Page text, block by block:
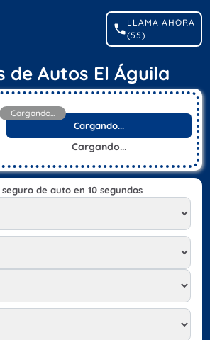
LLAMA AHORA
(55)
de Autos El Águila
Cargando...
Cargando...
Cargando...
de auto en 10 segundos